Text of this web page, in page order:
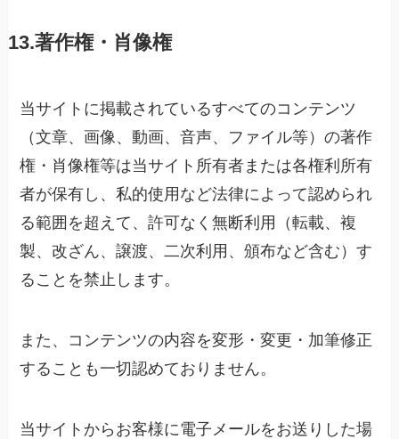
13.著作権・肖像権
当サイトに掲載されているすべてのコンテンツ
（文章、画像、動画、音声、ファイル等）の著作
権・肖像権等は当サイト所有者または各権利所有
者が保有し、私的使用など法律によって認められ
る範囲を超えて、許可なく無断利用（転載、複
製、改ざん、譲渡、二次利用、頒布など含む）す
ることを禁止します。
また、コンテンツの内容を変形・変更・加筆修正
することも一切認めておりません。
当サイトからお客様に電子メールをお送りした場